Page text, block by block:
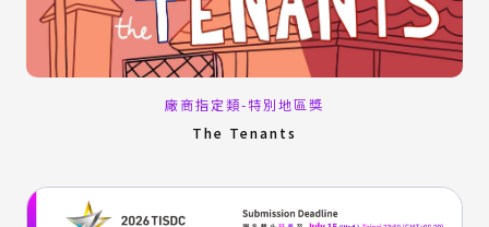
廠商指定類-特別地區獎
The Tenants